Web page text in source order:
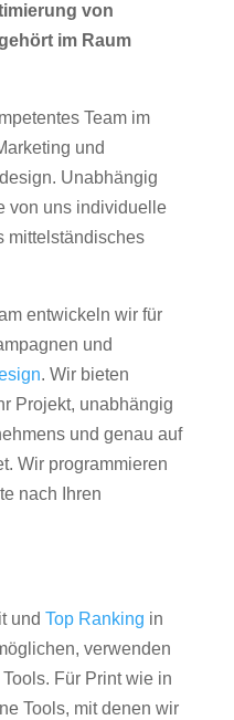
von
im Raum
Team im
und
Unabhängig
von uns individuelle
mittelständisches
entwickeln wir für
und
. Wir bieten
Projekt, unabhängig
und genau auf
Wir programmieren
nach Ihren
und Top Ranking in
verwenden
Für Print wie in
Tools, mit denen wir